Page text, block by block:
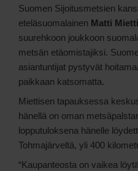
Suomen Sijoitusmetsien
eteläsuomalainen Matti
suurehkoon joukkoon
metsän etäomistajiksi.
asiantuntijat pystyvät
paikkaan katsomatta.
Miettisen tapauksessa
hänellä on oman
lopputuloksena hänelle
Tohmajärveltä, yli 400
“Kaupanteosta on vaikea